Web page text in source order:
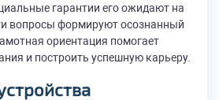
гарантии его ожидают на
вопросы формируют осознанный
ориентация помогает
и построить успешную карьеру.